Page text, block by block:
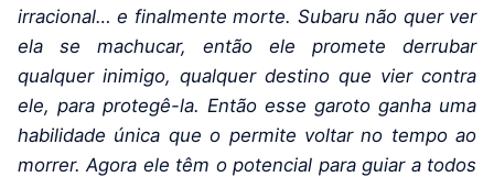
irracional… e finalmente morte. Subaru não quer ver
ela se machucar, então ele promete derrubar
qualquer inimigo, qualquer destino que vier contra
ele, para protegê-la. Então esse garoto ganha uma
habilidade única que o permite voltar no tempo ao
morrer. Agora ele têm o potencial para guiar a todos